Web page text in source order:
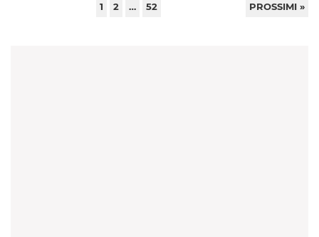
1 2 … 52 PROSSIMI »